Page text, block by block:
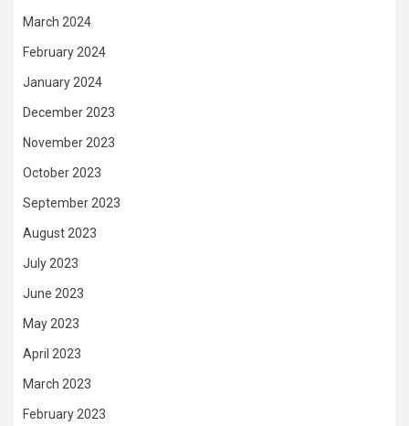
March 2024
February 2024
January 2024
December 2023
November 2023
October 2023
September 2023
August 2023
July 2023
June 2023
May 2023
April 2023
March 2023
February 2023